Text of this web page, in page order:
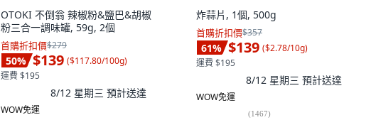
OTOKI 不倒翁 辣椒粉&鹽巴&胡椒
粉三合一調味罐, 59g, 2個
首購折扣價$279
50% $139 ($117.80/100g)
運費 $195
8/12 星期三 預計送達
WOW免運
炸蒜片, 1個, 500g
首購折扣價$357
61% $139 ($2.78/10g)
運費 $195
8/12 星期三 預計送達
WOW免運
(1467)